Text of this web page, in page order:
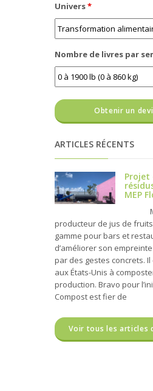
Univers*
Nombre de livres par
ARTICLES RÉCENTS
Projet
MEP
producteur de jus de
gamme pour bars et
d’améliorer son
par des gestes concrets.
aux États-Unis à
production. Bravo pour
Compost est fier de
Voir tous les articles